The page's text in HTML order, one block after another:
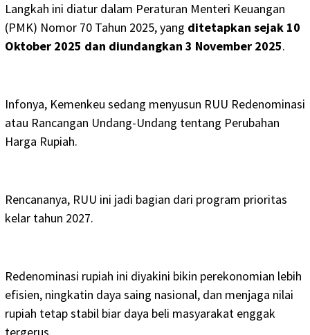
Langkah ini diatur dalam Peraturan Menteri Keuangan
(PMK) Nomor 70 Tahun 2025, yang ditetapkan sejak 10
Oktober 2025 dan diundangkan 3 November 2025.
Infonya, Kemenkeu sedang menyusun RUU Redenominasi
atau Rancangan Undang-Undang tentang Perubahan
Harga Rupiah.
Rencananya, RUU ini jadi bagian dari program prioritas
kelar tahun 2027.
Redenominasi rupiah ini diyakini bikin perekonomian lebih
efisien, ningkatin daya saing nasional, dan menjaga nilai
rupiah tetap stabil biar daya beli masyarakat enggak